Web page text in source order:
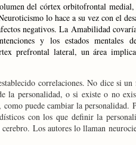
del córtex orbitofrontal
lo hace a su vez con el
negativos.La Amabilidad
y los estados mentales
prefrontal lateral, un área
correlaciones. No dice si
la personalidad, o si existe o no
puede cambiar la personalidad.
con los que definir la
Los autores lo llaman